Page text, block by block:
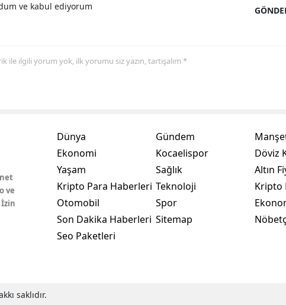
Yozgat
Bayburt
Karaman
Kırıkkale
Batman
ve kabul ediyorum
ile ilgili yorum yok, ilk yorumu siz yazın, tartışalım *
ve
Dünya
Ekonomi
Yaşam
Kripto Para Haberleri
Otomobil
Son Dakika Haberleri
Seo Paketleri
Gündem
Kocaelispor
Sağlık
Teknoloji
Spor
Sitemap
Döviz
Altın
Kripto
saklıdır.